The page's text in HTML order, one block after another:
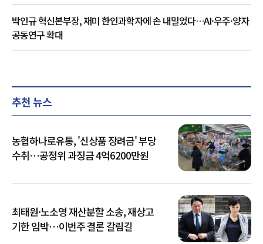
박인규 혁신본부장, 재미 한인과학자에 손 내밀었다…AI·우주·양자
공동연구 확대
추천 뉴스
농협하나로유통, '신상품 장려금' 부당
수취…공정위 과징금 4억6200만원
최태원·노소영 재산분할 소송, 재상고
기한 임박…이번주 결론 갈림길